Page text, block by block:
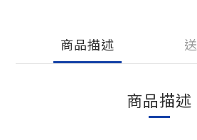
商品描述
商品描述